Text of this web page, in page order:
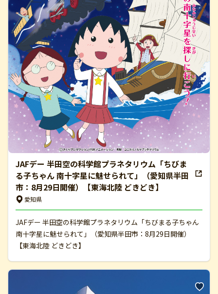
JAFデー 半田空の科学館プラネタリウム「ちびま
る子ちゃん 南十字星に魅せられて」（愛知県半田
市：8月29日開催）【東海北陸 どきどき】
愛知県
JAFデー 半田空の科学館プラネタリウム「ちびまる子ちゃん
南十字星に魅せられて」（愛知県半田市：8月29日開催）
【東海北陸 どきどき】